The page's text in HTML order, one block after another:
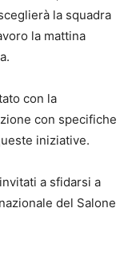
la squadra
la mattina
con la
con specifiche
iniziative.
a sfidarsi a
del Salone